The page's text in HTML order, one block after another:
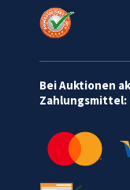
Bei Auktionen
Zahlungsmittel: